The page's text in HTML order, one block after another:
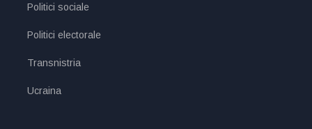
Politici sociale
Politici electorale
Transnistria
Ucraina